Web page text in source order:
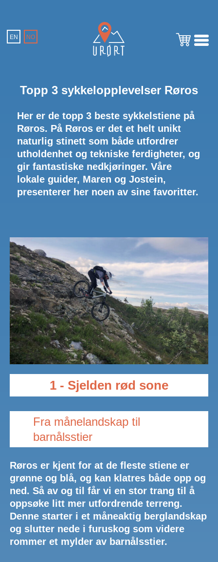
EN NO
Topp 3 sykkelopplevelser Røros
Her er de topp 3 beste sykkelstiene på
Røros. På Røros er det et helt unikt
naturlig stinett som både utfordrer
utholdenhet og tekniske ferdigheter, og
gir fantastiske nedkjøringer. Våre
lokale guider, Maren og Jostein,
presenterer her noen av sine favoritter.
1 - Sjelden rød sone
Fra månelandskap til
barnålsstier
Røros er kjent for at de fleste stiene er
grønne og blå, og kan klatres både opp og
ned. Så av og til får vi en stor trang til å
oppsøke litt mer utfordrende terreng.
Denne starter i et måneaktig berglandskap
og slutter nede i furuskog som videre
rommer et mylder av barnålsstier.